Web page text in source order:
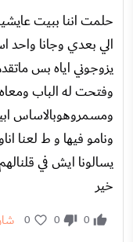
حلمت اننا ببيت
الي بعدي وجانا
يزوجوني اياه بس
وفتحت له الباب
ومسمروهوبالاساس
ونامو فيها و ط لعنا
يسالونا ايش في
خير
0
0
0